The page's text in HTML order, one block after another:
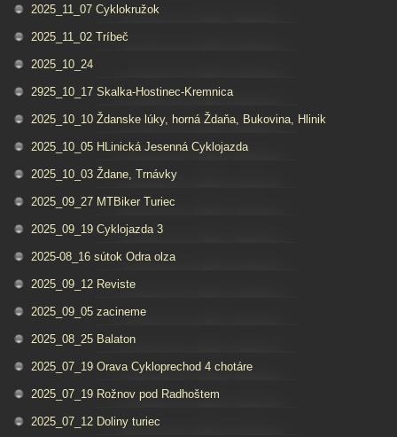
2025_11_07 Cyklokružok
2025_11_02 Tríbeč
2025_10_24
2925_10_17 Skalka-Hostinec-Kremnica
2025_10_10 Ždanske lúky, horná Ždaňa, Bukovina, Hlinik
2025_10_05 HLinická Jesenná Cyklojazda
2025_10_03 Ždane, Trnávky
2025_09_27 MTBiker Turiec
2025_09_19 Cyklojazda 3
2025-08_16 sútok Odra olza
2025_09_12 Reviste
2025_09_05 zacineme
2025_08_25 Balaton
2025_07_19 Orava Cykloprechod 4 chotáre
2025_07_19 Rožnov pod Radhoštem
2025_07_12 Doliny turiec